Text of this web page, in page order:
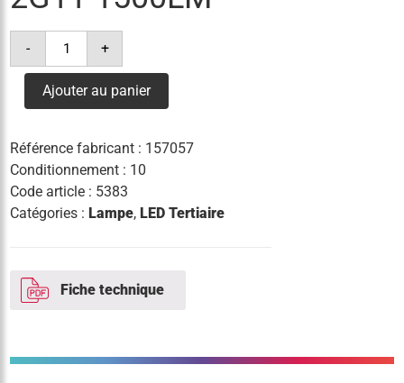
-
quantité
lampe
dulux
l
1500lm
+
Ajouter au panier
Référence fabricant : 157057
Conditionnement : 10
Code article : 5383
Catégories : Lampe, LED Tertiaire
Fiche technique